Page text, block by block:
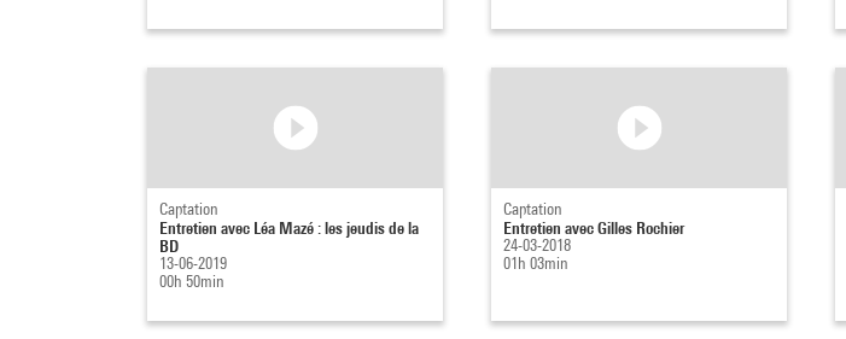
Captation
Entretien avec Léa Mazé : les jeudis de la
BD
13-06-2019
00h 50min
Captation
Entretien avec Gilles Rochier
24-03-2018
01h 03min